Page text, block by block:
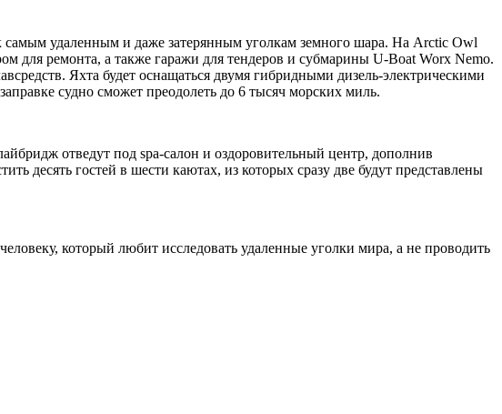
самым удаленным и даже затерянным уголкам земного шара. На Arctic Owl
для ремонта, а также гаражи для тендеров и субмарины U-Boat Worx Nemo.
Яхта будет оснащаться двумя гибридными дизель-электрическими
судно сможет преодолеть до 6 тысяч морских миль.
отведут под spa-салон и оздоровительный центр, дополнив
десять гостей в шести каютах, из которых сразу две будут представлены
который любит исследовать удаленные уголки мира, а не проводить